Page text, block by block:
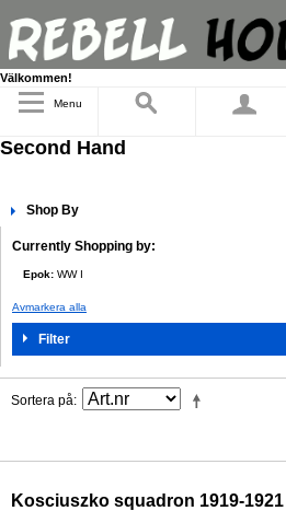
Välkommen!
Menu
Second Hand
Shop By
Currently Shopping by:
Epok: WW I
Avmarkera alla
Filter
Sortera på
Kosciuszko squadron 1919-1921